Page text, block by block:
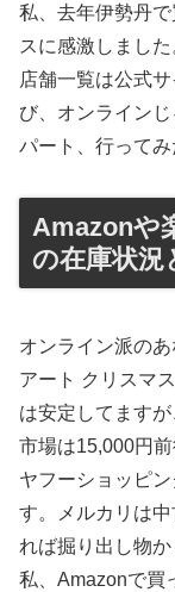
私、去年伊勢丹
スに感激しまし
店舗一覧は公式
び、オンライン
パート、行って
Amazonや
の在庫状況
オンライン派のあ
アート クリスマ
は安定してます
市場は15,000円
ヤフーショッピ
す。メルカリは
れば掘り出し物か
私、Amazonで買